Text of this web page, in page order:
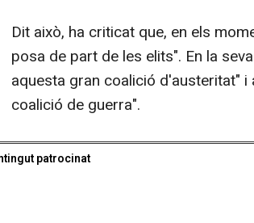
Dit això, ha criticat que, en els
posa de part de les elits". En la
aquesta gran coalició d'austeritat"
coalició de guerra".
patrocinat